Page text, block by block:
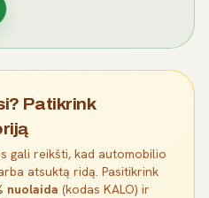
Patikrink
gali reikšti, kad automobilio
atsuktą ridą. Pasitikrink
nuolaida (kodas KALO) ir